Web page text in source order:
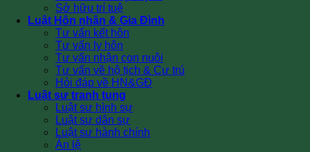
Sở hữu trí tuệ
Luật Hôn nhân & Gia Đình
Tư vấn kết hôn
Tư vấn ly hôn
Tư vấn nhận con nuôi
Tư vấn về hộ tịch & Cư trú
Hỏi đáp về HN&GĐ
Luật sư tranh tụng
Luật sư hình sự
Luật sư dân sự
Luật sư hành chính
Án lệ